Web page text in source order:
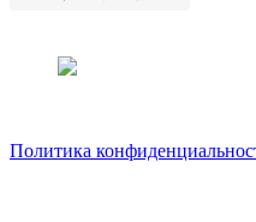
Политика